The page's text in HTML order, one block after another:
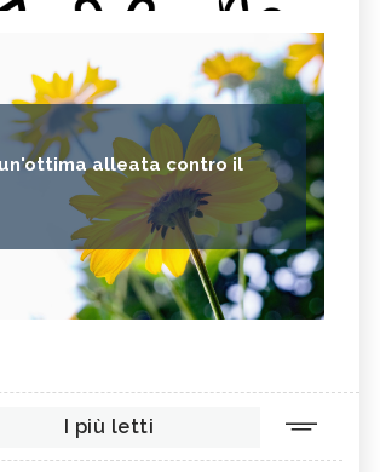
alleata contro il
I più letti